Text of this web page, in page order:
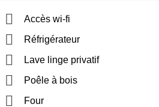
Accès wi-fi
Réfrigérateur
Lave linge privatif
Poêle à bois
Four